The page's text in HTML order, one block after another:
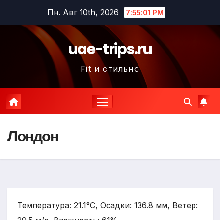
содержимому
Пн. Авг 10th, 2026 7:55:02 PM
uae-trips.ru
Fit и стильно
Лондон
Температура: 21.1°C, Осадки: 136.8 мм, Ветер: